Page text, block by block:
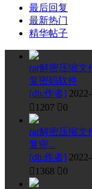
最后回复
最新热门
精华帖子
rar解密压缩文
复密码软件
[db:作者]
 1207  0
rar解密压缩文
复密...
[db:作者]
 1368  0